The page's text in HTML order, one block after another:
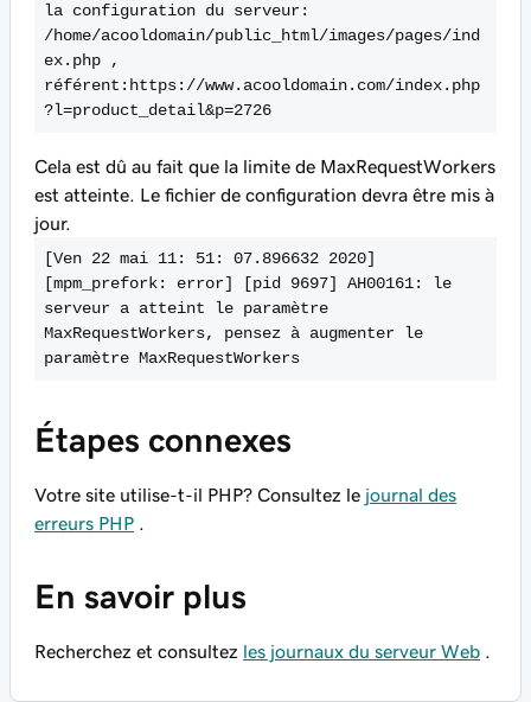
la configuration du serveur:
/home/acooldomain/public_html/images/pages/ind
ex.php ,
référent:https://www.acooldomain.com/index.php
?l=product_detail&p=2726
Cela est dû au fait que la limite de MaxRequestWorkers
est atteinte. Le fichier de configuration devra être mis à
jour.
[Ven 22 mai 11: 51: 07.896632 2020]
[mpm_prefork: error] [pid 9697] AH00161: le
serveur a atteint le paramètre
MaxRequestWorkers, pensez à augmenter le
paramètre MaxRequestWorkers
Étapes connexes
Votre site utilise-t-il PHP? Consultez le journal des
erreurs PHP
En savoir plus
Recherchez et consultez les journaux du serveur Web